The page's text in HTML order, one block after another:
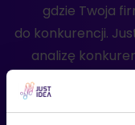
gdzie Twoja
do konkurencji.
analizę
strony Twojego
Dzięki analizie